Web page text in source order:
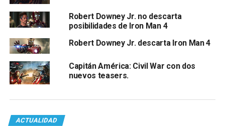
Robert Downey Jr. no descarta
posibilidades de Iron Man 4
Robert Downey Jr. descarta Iron Man 4
Capitán América: Civil War con dos
nuevos teasers.
ACTUALIDAD